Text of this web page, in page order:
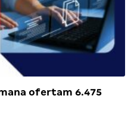
ofertam 6.475